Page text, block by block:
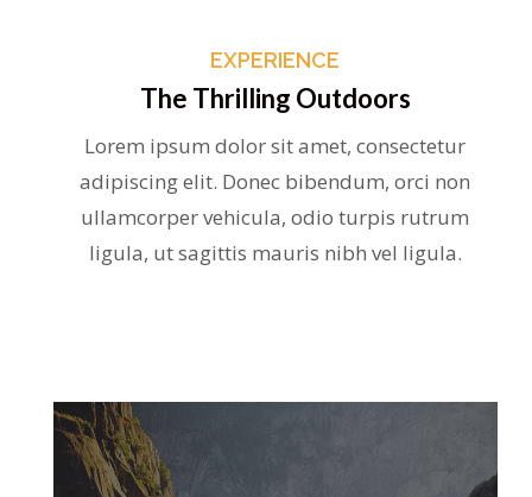
EXPERIENCE
The Thrilling Outdoors
Lorem ipsum dolor sit amet, consectetur
adipiscing elit. Donec bibendum, orci non
ullamcorper vehicula, odio turpis rutrum
ligula, ut sagittis mauris nibh vel ligula.